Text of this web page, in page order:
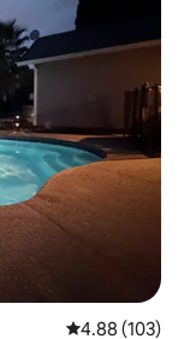
レビュー103
4.88 (103)